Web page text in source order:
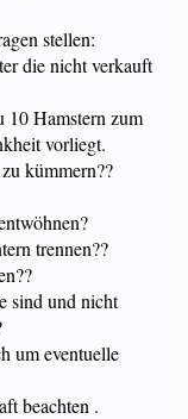
stellen:
die nicht verkauft
10 Hamstern zum
vorliegt.
kümmern??
trennen??
sind und nicht
um eventuelle
beachten .